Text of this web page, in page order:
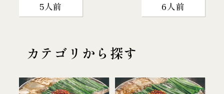
5人前 6人前
カテゴリから探す